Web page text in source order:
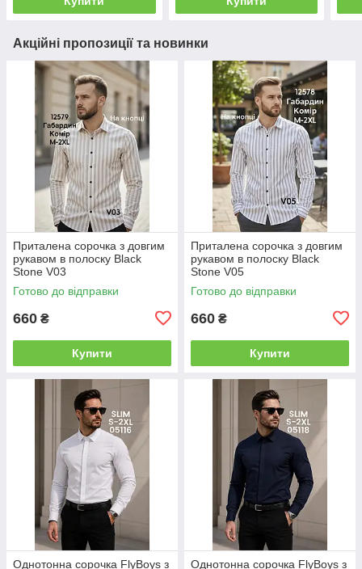
Акційні пропозиції та новинки
Приталена сорочка з довгим
рукавом в полоску Black
Stone V03
Готово до відправки
660 ₴
Купити
Приталена сорочка з довгим
рукавом в полоску Black
Stone V05
Готово до відправки
660 ₴
Купити
Однотонна сорочка FlyBoys з
Однотонна сорочка FlyBoys з